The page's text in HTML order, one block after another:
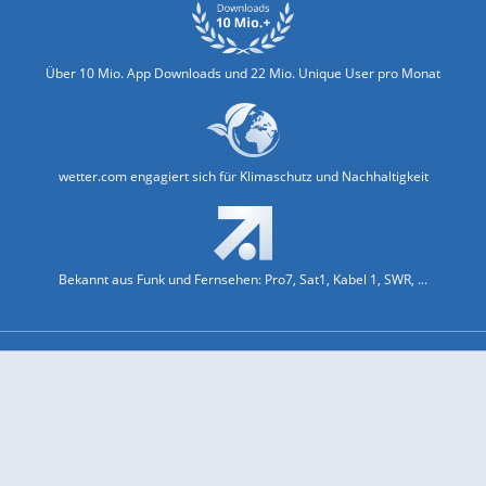
Über 10 Mio. App Downloads und 22 Mio. Unique User pro Monat
wetter.com engagiert sich für Klimaschutz und Nachhaltigkeit
Bekannt aus Funk und Fernsehen: Pro7, Sat1, Kabel 1, SWR, ...